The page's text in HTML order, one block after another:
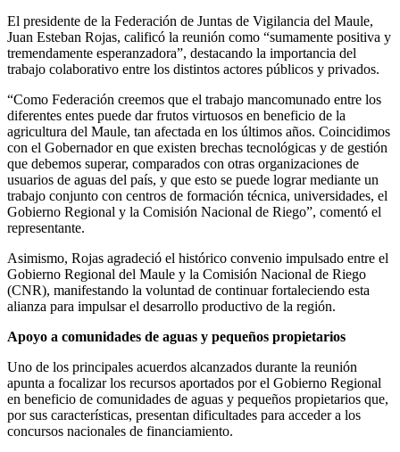
El presidente de la Federación de Juntas de Vigilancia del Maule,
Juan Esteban Rojas, calificó la reunión como “sumamente positiva y
tremendamente esperanzadora”, destacando la importancia del
trabajo colaborativo entre los distintos actores públicos y privados.
“Como Federación creemos que el trabajo mancomunado entre los
diferentes entes puede dar frutos virtuosos en beneficio de la
agricultura del Maule, tan afectada en los últimos años. Coincidimos
con el Gobernador en que existen brechas tecnológicas y de gestión
que debemos superar, comparados con otras organizaciones de
usuarios de aguas del país, y que esto se puede lograr mediante un
trabajo conjunto con centros de formación técnica, universidades, el
Gobierno Regional y la Comisión Nacional de Riego”, comentó el
representante.
Asimismo, Rojas agradeció el histórico convenio impulsado entre el
Gobierno Regional del Maule y la Comisión Nacional de Riego
(CNR), manifestando la voluntad de continuar fortaleciendo esta
alianza para impulsar el desarrollo productivo de la región.
Apoyo a comunidades de aguas y pequeños propietarios
Uno de los principales acuerdos alcanzados durante la reunión
apunta a focalizar los recursos aportados por el Gobierno Regional
en beneficio de comunidades de aguas y pequeños propietarios que,
por sus características, presentan dificultades para acceder a los
concursos nacionales de financiamiento.